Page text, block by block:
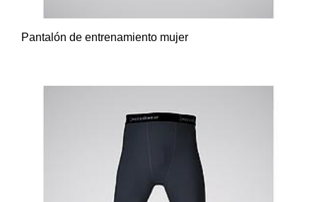
Pantalón de entrenamiento mujer